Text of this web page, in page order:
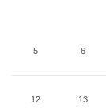
5 6
12 13